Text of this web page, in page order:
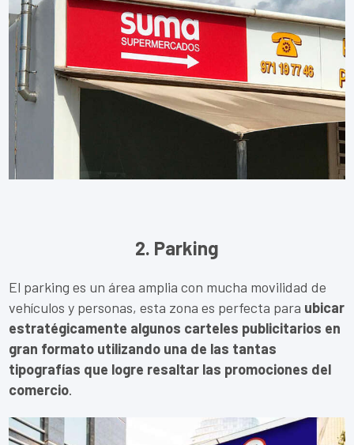
2. Parking
El parking es un área amplia con mucha movilidad de
vehículos y personas, esta zona es perfecta para ubicar
estratégicamente algunos carteles publicitarios en
gran formato utilizando una de las tantas
tipografías que logre resaltar las promociones del
comercio.